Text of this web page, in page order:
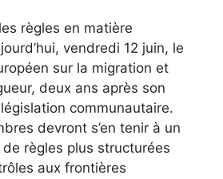
règles en matière
vendredi 12 juin, le
sur la migration et
deux ans après son
communautaire.
devront s’en tenir à un
règles plus structurées
aux frontières